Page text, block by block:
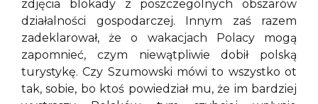
zdjęcia blokady z poszczególnych obszarów
działalności gospodarczej. Innym zaś razem
zadeklarował, że o wakacjach Polacy mogą
zapomnieć, czym niewątpliwie dobił polską
turystykę. Czy Szumowski mówi to wszystko ot
tak, sobie, bo ktoś powiedział mu, że im bardziej